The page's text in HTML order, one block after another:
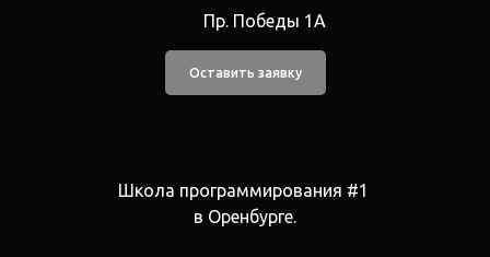
Пр. Победы 1А
Оставить заявку
Школа программирования #1
в Оренбурге.